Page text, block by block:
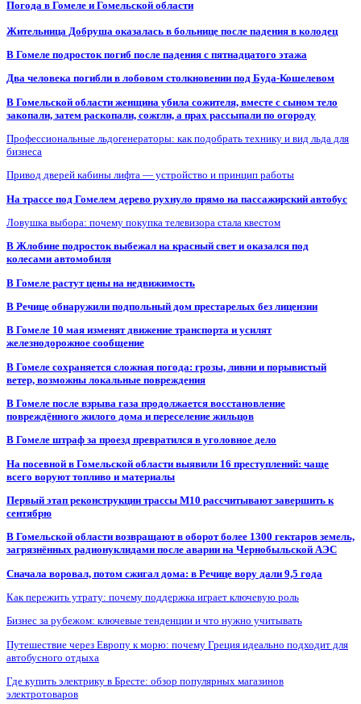
Погода в Гомеле и Гомельской области
Жительница Добруша оказалась в больнице после падения в колодец
В Гомеле подросток погиб после падения с пятнадцатого этажа
Два человека погибли в лобовом столкновении под Буда-Кошелевом
В Гомельской области женщина убила сожителя, вместе с сыном тело
закопали, затем раскопали, сожгли, а прах рассыпали по огороду
Профессиональные льдогенераторы: как подобрать технику и вид льда для
бизнеса
Привод дверей кабины лифта — устройство и принцип работы
На трассе под Гомелем дерево рухнуло прямо на пассажирский автобус
Ловушка выбора: почему покупка телевизора стала квестом
В Жлобине подросток выбежал на красный свет и оказался под
колесами автомобиля
В Гомеле растут цены на недвижимость
В Речице обнаружили подпольный дом престарелых без лицензии
В Гомеле 10 мая изменят движение транспорта и усилят
железнодорожное сообщение
В Гомеле сохраняется сложная погода: грозы, ливни и порывистый
ветер, возможны локальные повреждения
В Гомеле после взрыва газа продолжается восстановление
повреждённого жилого дома и переселение жильцов
В Гомеле штраф за проезд превратился в уголовное дело
На посевной в Гомельской области выявили 16 преступлений: чаще
всего воруют топливо и материалы
Первый этап реконструкции трассы М10 рассчитывают завершить к
сентябрю
В Гомельской области возвращают в оборот более 1300 гектаров земель,
загрязнённых радионуклидами после аварии на Чернобыльской АЭС
Сначала воровал, потом сжигал дома: в Речице вору дали 9,5 года
Как пережить утрату: почему поддержка играет ключевую роль
Бизнес за рубежом: ключевые тенденции и что нужно учитывать
Путешествие через Европу к морю: почему Греция идеально подходит для
автобусного отдыха
Где купить электрику в Бресте: обзор популярных магазинов
электротоваров